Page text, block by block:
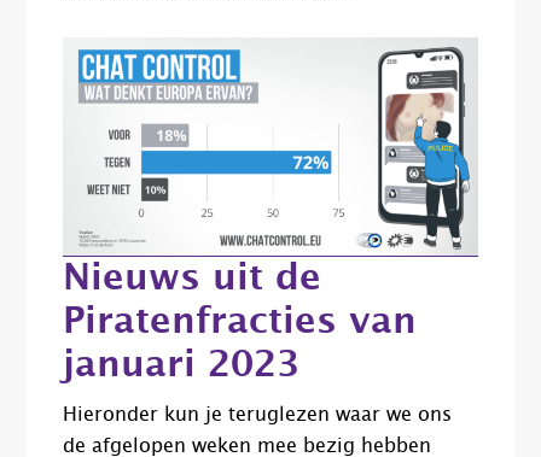
Nieuws uit de
Piratenfracties van
januari 2023
Hieronder kun je teruglezen waar we ons
de afgelopen weken mee bezig hebben